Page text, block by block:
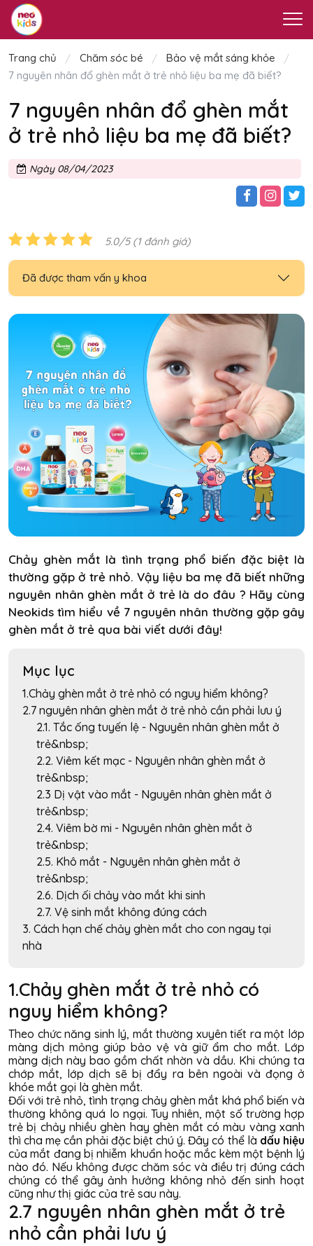
Trang chủ Chăm sóc bé
Bảo vệ mắt sáng khỏe
7 nguyên nhân đổ ghèn mắt ở trẻ nhỏ liệu ba mẹ đã biết?
7 nguyên nhân đổ ghèn mắt
ở trẻ nhỏ liệu ba mẹ đã biết?
Ngày 08/04/2023
5.0/5 (1 đánh giá)
Đã được tham vấn y khoa
Chảy ghèn mắt là tình trạng phổ biến đặc biệt là
thường gặp ở trẻ nhỏ. Vậy liệu ba mẹ đã biết những
nguyên nhân ghèn mắt ở trẻ là do đâu ? Hãy cùng
Neokids tìm hiểu về 7 nguyên nhân thường gặp gây
ghèn mắt ở trẻ qua bài viết dưới đây!
Mục lục
1.Chảy ghèn mắt ở trẻ nhỏ có nguy hiểm không?
2.7 nguyên nhân ghèn mắt ở trẻ nhỏ cần phải lưu ý
2.1. Tắc ống tuyến lệ - Nguyên nhân ghèn mắt ở
trẻ&nbsp;
2.2. Viêm kết mạc - Nguyên nhân ghèn mắt ở
trẻ&nbsp;
2.3 Dị vật vào mắt - Nguyên nhân ghèn mắt ở
trẻ&nbsp;
2.4. Viêm bờ mi - Nguyên nhân ghèn mắt ở
trẻ&nbsp;
2.5. Khô mắt - Nguyên nhân ghèn mắt ở
trẻ&nbsp;
2.6. Dịch ối chảy vào mắt khi sinh
2.7. Vệ sinh mắt không đúng cách
3. Cách hạn chế chảy ghèn mắt cho con ngay tại
nhà
1.Chảy ghèn mắt ở trẻ nhỏ có
nguy hiểm không?
Theo chức năng sinh lý, mắt thường xuyên tiết ra một lớp
màng dịch mỏng giúp bảo vệ và giữ ẩm cho mắt. Lớp
màng dịch này bao gồm chất nhờn và dầu. Khi chúng ta
chớp mắt, lớp dịch sẽ bị đẩy ra bên ngoài và đọng ở
khóe mắt gọi là ghèn mắt.
Đối với trẻ nhỏ, tình trạng chảy ghèn mắt khá phổ biến và
thường không quá lo ngại. Tuy nhiên, một số trường hợp
trẻ bị chảy nhiều ghèn hay ghèn mắt có màu vàng xanh
thì cha mẹ cần phải đặc biệt chú ý. Đây có thể là dấu hiệu
của mắt đang bị nhiễm khuẩn hoặc mắc kèm một bệnh lý
nào đó. Nếu không được chăm sóc và điều trị đúng cách
chúng có thể gây ảnh hưởng không nhỏ đến sinh hoạt
cũng như thị giác của trẻ sau này.
2.7 nguyên nhân ghèn mắt ở trẻ
nhỏ cần phải lưu ý